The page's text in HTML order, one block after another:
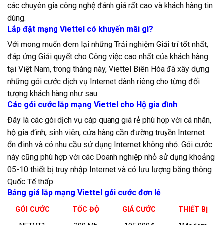
các chuyên gia công nghệ đánh giá rất cao và khách hàng tin
dùng.
Lắp đặt mạng Viettel có khuyến mãi gì?
Với mong muốn đem lại những Trải nghiệm Giải trí tốt nhất,
đáp ứng Giải quyết cho Công việc cao nhất của khách hàng
tại Việt Nam, trong tháng này, Viettel Biên Hòa đã xây dựng
những gói cước dịch vụ Internet dành riêng cho từng đối
tượng khách hàng như sau:
Các gói cước lắp mạng Viettel cho Hộ gia đình
Đây là các gói dịch vụ cáp quang giá rẻ phù hợp với cá nhân,
hộ gia đình, sinh viên, cửa hàng cần đường truyền Internet
ổn đinh và có nhu cầu sử dụng Internet không nhỏ. Gói cước
này cũng phù hợp với các Doanh nghiệp nhỏ sử dụng khoảng
05-10 thiết bị truy nhập Internet và có lưu lượng băng thông
Quốc Tế thấp.
Bảng giá lắp mạng Viettel gói cước đơn lẻ
GÓI CƯỚC TỐC ĐỘ GIÁ CƯỚC
THIẾT BỊ